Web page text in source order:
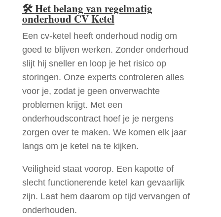
🛠Het belang van regelmatig
onderhoud CV Ketel
Een cv-ketel heeft onderhoud nodig om
goed te blijven werken. Zonder onderhoud
slijt hij sneller en loop je het risico op
storingen. Onze experts controleren alles
voor je, zodat je geen onverwachte
problemen krijgt. Met een
onderhoudscontract hoef je je nergens
zorgen over te maken. We komen elk jaar
langs om je ketel na te kijken.
Veiligheid staat voorop. Een kapotte of
slecht functionerende ketel kan gevaarlijk
zijn. Laat hem daarom op tijd vervangen of
onderhouden.